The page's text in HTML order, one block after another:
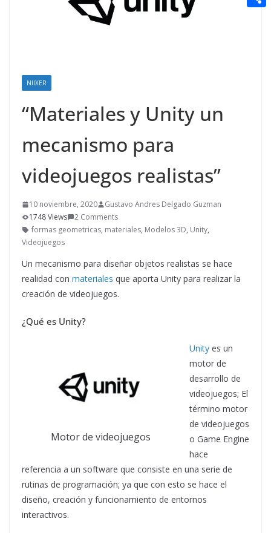
NIIXER
“Materiales y Unity un
mecanismo para
videojuegos realistas”
10 noviembre, 2020
Gustavo Andres Delgado Guzman
1748 Views
2 Comments
formas geometricas, materiales, Modelos 3D, Unity,
Videojuegos
Un mecanismo para diseñar objetos realistas se hace
realidad con materiales que aporta Unity para realizar la
creación de videojuegos.
¿Qué es Unity?
Motor de videojuegos
Unity es un
motor de
desarrollo de
videojuegos; El
término motor
de videojuegos
o Game Engine
hace
referencia a un software que consiste en una serie de
rutinas de programación; ya que con esto se hace el
diseño, creación y funcionamiento de entornos
interactivos.
n
a